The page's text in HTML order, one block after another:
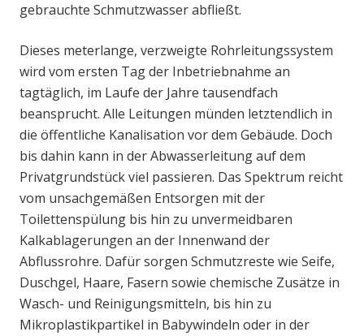
gebrauchte Schmutzwasser abfließt.
Dieses meterlange, verzweigte Rohrleitungssystem
wird vom ersten Tag der Inbetriebnahme an
tagtäglich, im Laufe der Jahre tausendfach
beansprucht. Alle Leitungen münden letztendlich in
die öffentliche Kanalisation vor dem Gebäude. Doch
bis dahin kann in der Abwasserleitung auf dem
Privatgrundstück viel passieren. Das Spektrum reicht
vom unsachgemäßen Entsorgen mit der
Toilettenspülung bis hin zu unvermeidbaren
Kalkablagerungen an der Innenwand der
Abflussrohre. Dafür sorgen Schmutzreste wie Seife,
Duschgel, Haare, Fasern sowie chemische Zusätze in
Wasch- und Reinigungsmitteln, bis hin zu
Mikroplastikpartikel in Babywindeln oder in der